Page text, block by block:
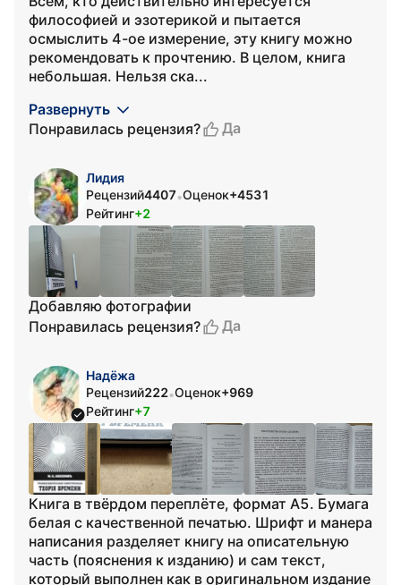
философией и эзотерикой и пытается
осмыслить 4-ое измерение, эту книгу можно
рекомендовать к прочтению. В целом, книга
небольшая. Нельзя ска...
Развернуть
Понравилась рецензия?
Да
Лидия
Рецензий4407•Оценок+4531
Рейтинг+2
Добавляю фотографии
Понравилась рецензия?
Да
Надёжа
Рецензий222•Оценок+969
Рейтинг+7
Книга в твёрдом переплёте, формат А5. Бумага
белая с качественной печатью. Шрифт и манера
написания разделяет книгу на описательную
часть (пояснения к изданию) и сам текст,
который выполнен как в оригинальном издание